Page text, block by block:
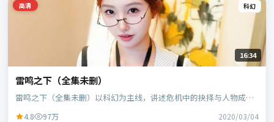
高清 科幻
16:34
雷鸣之下（全集未删）
雷鸣之下（全集未删）以科幻为主线，讲述危机中的抉择与人物成
4.8 97万 2020/03/04